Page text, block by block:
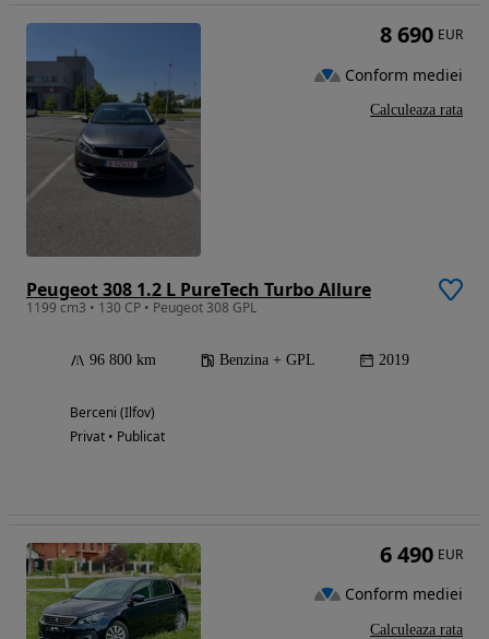
Peugeot 308 1.2 L PureTech Turbo Allure
1199 cm3 • 130 CP • Peugeot 308 GPL
96 800 km Benzina + GPL 2019
Berceni (Ilfov)
Privat • Publicat
8 690 EUR
Conform mediei
Calculeaza rata
6 490 EUR
Conform mediei
Calculeaza rata